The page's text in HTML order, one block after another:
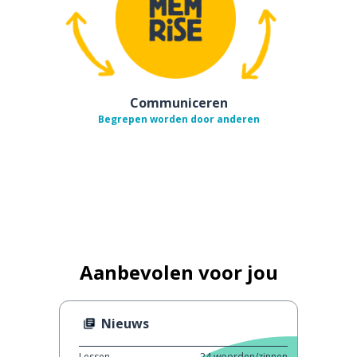
Communiceren
Begrepen worden door anderen
Aanbevolen voor jou
Nieuws